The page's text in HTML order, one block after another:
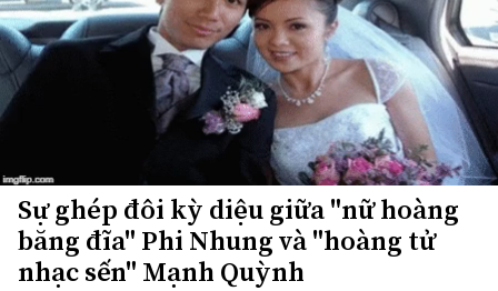
Sự ghép đôi kỳ diệu giữa "nữ hoàng
băng đĩa" Phi Nhung và "hoàng tử
nhạc sến" Mạnh Quỳnh